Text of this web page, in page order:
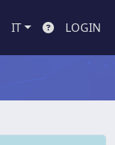
IT LOGIN